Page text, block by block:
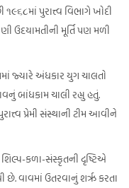
પુરાત્ત્વ વિભાગે ખોદી
ઉદયામતીની મૂર્તિ પણ મળી
જ્યારે અંધકાર યુગ ચાલતો
બાંધકામ ચાલી રહ્યુ હતું.
પ્રેમી સંસ્થાની ટીમ આવીને
કળા-સંસ્કૃતની દૃષ્ટિએ
છે. વાવમાં ઉતરવાનું શરૃ કરતા